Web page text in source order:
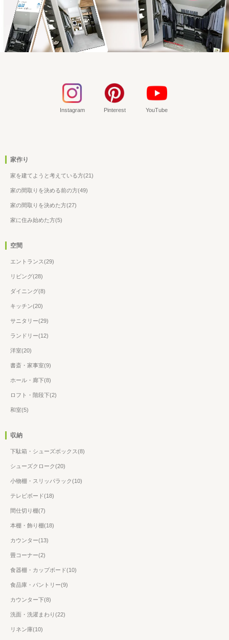
Instagram Pinterest YouTube
家作り
家を建てようと考えている方(21)
家の間取りを決める前の方(49)
家の間取りを決めた方(27)
家に住み始めた方(5)
空間
エントランス(29)
リビング(28)
ダイニング(8)
キッチン(20)
サニタリー(29)
ランドリー(12)
洋室(20)
書斎・家事室(9)
ホール・廊下(8)
ロフト・階段下(2)
和室(5)
収納
下駄箱・シューズボックス(8)
シューズクローク(20)
小物棚・スリッパラック(10)
テレビボード(18)
間仕切り棚(7)
本棚・飾り棚(18)
カウンター(13)
畳コーナー(2)
食器棚・カップボード(10)
食品庫・パントリー(9)
カウンター下(8)
洗面・洗濯まわり(22)
リネン庫(10)